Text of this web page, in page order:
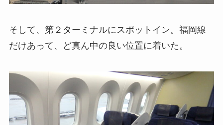
そして、第２ターミナルにスポットイン。福岡線
だけあって、ど真ん中の良い位置に着いた。